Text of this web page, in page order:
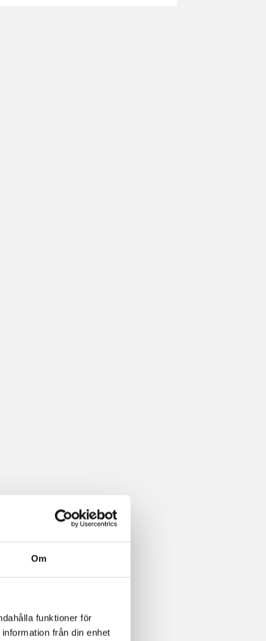
Om
funktioner för
från din enhet